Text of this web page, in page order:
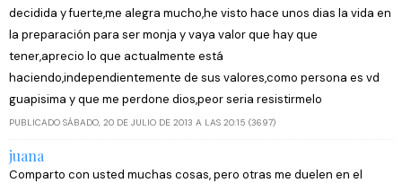
decidida y fuerte,me alegra mucho,he visto hace unos dias la vida en
la preparación para ser monja y vaya valor que hay que
tener,aprecio lo que actualmente está
haciendo,independientemente de sus valores,como persona es vd
guapisima y que me perdone dios,peor seria resistirmelo
PUBLICADO SÁBADO, 20 DE JULIO DE 2013 A LAS 20:15 (3697)
juana
Comparto con usted muchas cosas, pero otras me duelen en el